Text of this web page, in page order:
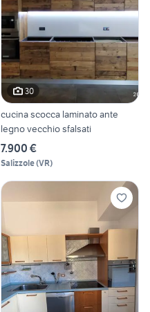
30
cucina scocca laminato ante
legno vecchio sfalsati
7.900 €
Salizzole(VR)